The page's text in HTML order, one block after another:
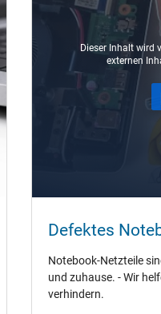
USB-C / 180° gerade
1.00 m
Unterstützt Quick
CE
EAC
Dieser Inhalt wird
externen
Defektes
Notebook-Netzteile
und zuhause. - Wir
verhindern.